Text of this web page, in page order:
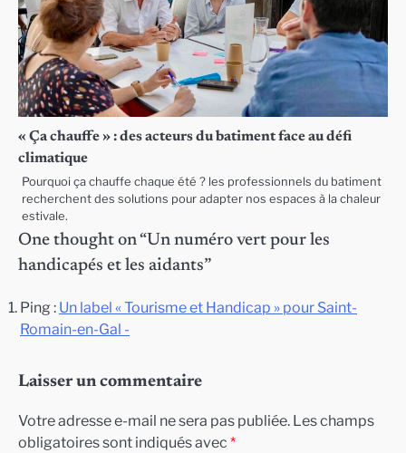
« Ça chauffe » : des acteurs du batiment face au défi
climatique
Pourquoi ça chauffe chaque été ? les professionnels du batiment
recherchent des solutions pour adapter nos espaces à la chaleur
estivale.
One thought on “Un numéro vert pour les
handicapés et les aidants”
Ping : Un label « Tourisme et Handicap » pour Saint-
Romain-en-Gal -
Laisser un commentaire
Votre adresse e-mail ne sera pas publiée. Les champs
obligatoires sont indiqués avec *